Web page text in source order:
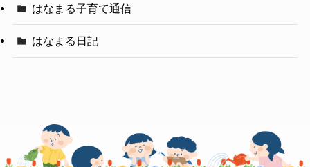
はなまる子育て通信
はなまる日記